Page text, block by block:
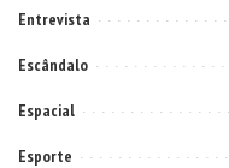
Entrevista
Escândalo
Espacial
Esporte